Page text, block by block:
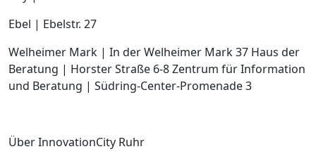
Ebel | Ebelstr. 27
Welheimer Mark | In der Welheimer Mark 37 Haus der
Beratung | Horster Straße 6-8 Zentrum für Information
und Beratung | Südring-Center-Promenade 3
Über InnovationCity Ruhr